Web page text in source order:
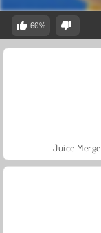
60%
Juice Merge